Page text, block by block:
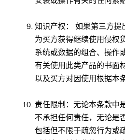
知识产权： 如果第三方提
为买方获得继续使用侵权
系统或数据的组合、操作
有关使用此类产品的书面
以及买方对因使用根据本
责任限制：无论本条款中
不承担任何责任，无论是
包括但不限于疏忽行为或